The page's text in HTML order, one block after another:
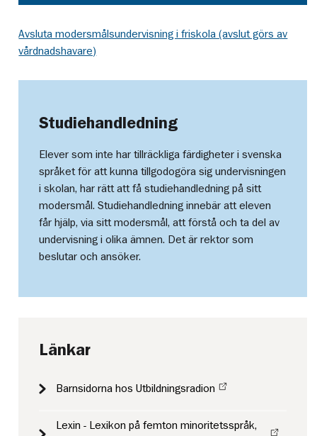
Avsluta modersmålsundervisning i friskola (avslut görs av
vårdnadshavare)
Studiehandledning
Elever som inte har tillräckliga färdigheter i svenska
språket för att kunna tillgodogöra sig undervisningen
i skolan, har rätt att få studiehandledning på sitt
modersmål. Studiehandledning innebär att eleven
får hjälp, via sitt modersmål, att förstå och ta del av
undervisning i olika ämnen. Det är rektor som
beslutar och ansöker.
Länkar
Barnsidorna hos Utbildningsradion
Lexin - Lexikon på femton minoritetsspråk,